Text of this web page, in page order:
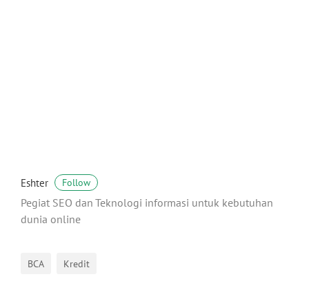
Eshter Follow
Pegiat SEO dan Teknologi informasi untuk kebutuhan
dunia online
BCA Kredit